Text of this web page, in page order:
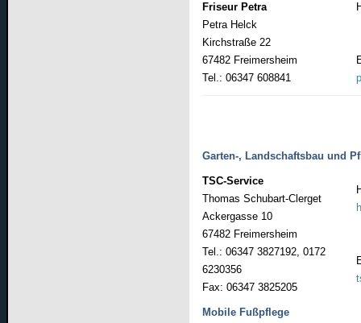
Friseur Petra
Petra Helck
Kirchstraße 22
67482 Freimersheim
Tel.: 06347 608841
Garten-, Landschaftsbau und
TSC-Service
Thomas Schubart-Clerget
Ackergasse 10
67482 Freimersheim
Tel.: 06347 3827192, 0172
6230356
Fax: 06347 3825205
Mobile Fußpflege